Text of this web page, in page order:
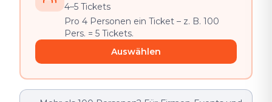
4–5 Tickets
Pro 4 Personen ein Ticket – z. B. 100
Pers. = 5 Tickets.
Auswählen